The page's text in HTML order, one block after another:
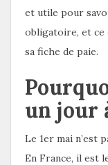
et utile pour
obligatoire, et ce
sa fiche de paie.
un jour
Le 1er mai n’est
En France, il est